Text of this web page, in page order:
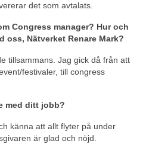
det som avtalats.
Congress manager? Hur och
oss, Nätverket Renare Mark?
tillsammans. Jag gick då från att
festivaler, till congress
med ditt jobb?
känna att allt flyter på under
är glad och nöjd.